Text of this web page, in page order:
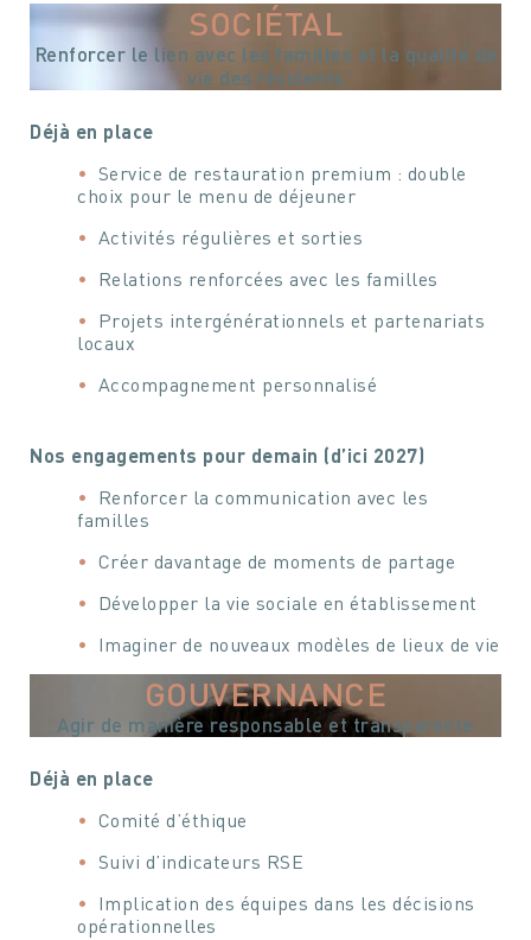
SOCIÉTAL
Renforcer le lien avec les familles et la qualité de
vie des résidents
Déjà en place
Service de restauration premium : double
choix pour le menu de déjeuner
Activités régulières et sorties
Relations renforcées avec les familles
Projets intergénérationnels et partenariats
locaux
Accompagnement personnalisé
Nos engagements pour demain (d’ici 2027)
Renforcer la communication avec les
familles
Créer davantage de moments de partage
Développer la vie sociale en établissement
Imaginer de nouveaux modèles de lieux de vie
GOUVERNANCE
Agir de manière responsable et transparente
Déjà en place
Comité d’éthique
Suivi d’indicateurs RSE
Implication des équipes dans les décisions
opérationnelles